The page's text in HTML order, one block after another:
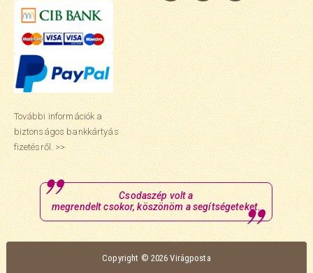
További információk a
biztonságos bankkártyás
fizetésről. >>
Csodaszép volt a
megrendelt csokor, köszönöm a segítségeteket.
Copyright © 2026 Virágposta